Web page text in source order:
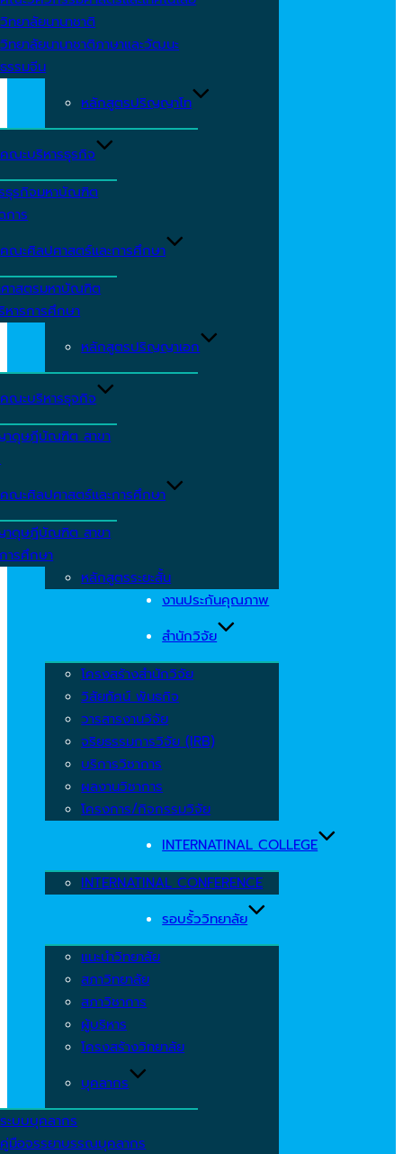
วิทยาลัยนานาชาติ
วิทยาลัยนานาชาติภาษาและวัฒนะ
ธรรมจีน
หลักสูตรปริญญาโท
คณะบริหารธุรกิจ
ธุรกิจมหาบัณฑิต
การ
คณะศิลปศาสตร์และการศึกษา
าสตรมหาบัณฑิต
หารการศึกษา
หลักสูตรปริญญาเอก
คณะบริหารธุจกิจ
ดุษฎีบัณฑิต สาขา
คณะศิลปศาสตร์และการศึกษา
ดุษฎีบัณฑิต สาขา
ารศึกษา
หลักสูตรระยะสั้น
งานประกันคุณภาพ
สำนักวิจัย
โครงสร้างสำนักวิจัย
วิสัยทัศน์ พันธกิจ
วารสารงานวิจัย
จริยธรรมการวิจัย (IRB)
บริการวิชาการ
ผลงานวิชาการ
โครงการ/กิจกรรมวิจัย
INTERNATINAL COLLEGE
INTERNATINAL CONFERENCE
รอบรั้ววิทยาลัย
แนะนำวิทยาลัย
สภาวิทยาลัย
สภาวิชาการ
ผู้บริหาร
โครงสร้างวิทยาลัย
บุคลากร
ระบบบุคลากร
คู่มือจรรยาบรรณบุคลากร